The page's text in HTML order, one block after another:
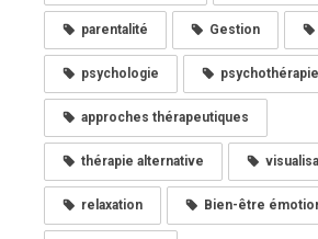
parentalité Gestion
psychologie psychothérapie
approches thérapeutiques
thérapie alternative
relaxation Bien-être